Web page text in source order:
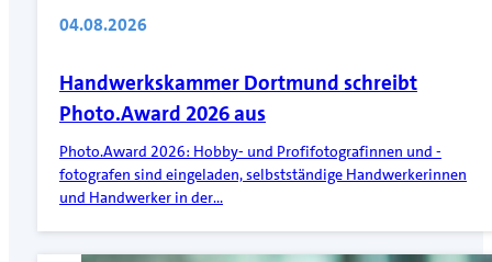
04.08.2026
Handwerkskammer Dortmund schreibt
Photo.Award 2026 aus
Photo.Award 2026: Hobby- und Profifotografinnen und -
fotografen sind eingeladen, selbstständige Handwerkerinnen
und Handwerker in der…